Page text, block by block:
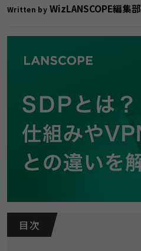
Written byWizLANSCOPE編集部
目 次